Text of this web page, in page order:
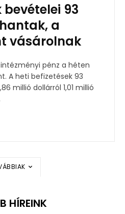
bevételei 93
a
vásárolnak
intézményi pénz a héten
millió dollárról 1,01 millió
HÍREINK